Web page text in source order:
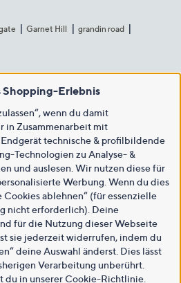
Garnet Hill
grandin road
Shopping-Erlebnis
wenn du damit
in Zusammenarbeit mit
technische & profilbildende
Technologien zu Analyse- &
und auslesen. Wir nutzen diese für
Werbung. Wenn du dies
Cookies ablehnen“ (für essenzielle
nicht erforderlich). Deine
für die Nutzung dieser Webseite
sie jederzeit widerrufen, indem du
deine Auswahl änderst. Dies lässt
Verarbeitung unberührt.
du in unsererCookie-Richtlinie